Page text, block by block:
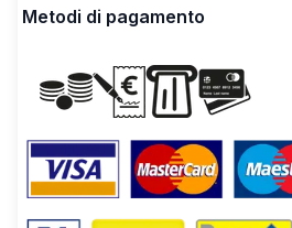
Metodi di pagamento